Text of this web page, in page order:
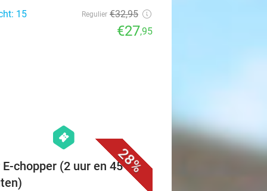
15
Regulier €32,95
€27,95
28%
hexagon
events
E-chopper (2 uur en 45